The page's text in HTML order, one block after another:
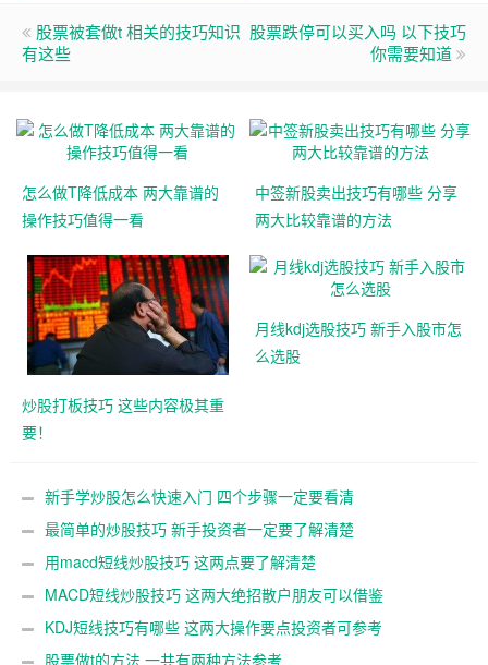
股票被套做t 相关的技巧知识
有这些
股票跌停可以买入吗 以下技巧
你需要知道
怎么做T降低成本 两大靠谱的
操作技巧值得一看
中签新股卖出技巧有哪些 分享
两大比较靠谱的方法
炒股打板技巧 这些内容极其重
要！
月线kdj选股技巧 新手入股市怎
么选股
新手学炒股怎么快速入门 四个步骤一定要看清
最简单的炒股技巧 新手投资者一定要了解清楚
用macd短线炒股技巧 这两点要了解清楚
MACD短线炒股技巧 这两大绝招散户朋友可以借鉴
KDJ短线技巧有哪些 这两大操作要点投资者可参考
股票做t的方法 一共有两种方法参考